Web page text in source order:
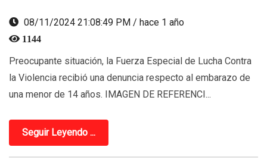
08/11/2024 21:08:49 PM / hace 1 año
1144
Preocupante situación, la Fuerza Especial de Lucha Contra
la Violencia recibió una denuncia respecto al embarazo de
una menor de 14 años. IMAGEN DE REFERENCI...
Seguir Leyendo ...